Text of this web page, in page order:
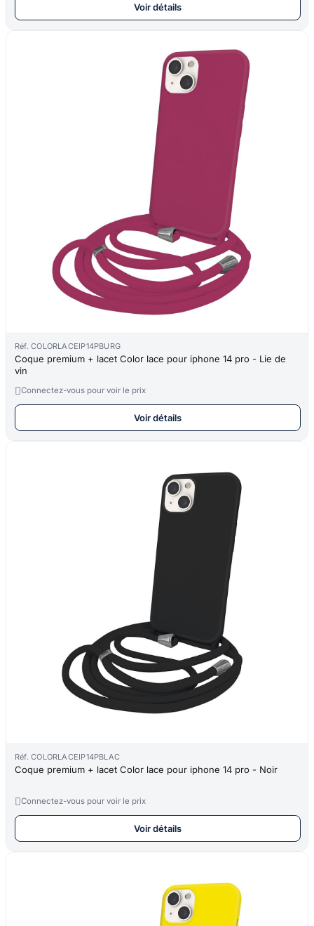
Voir détails
Réf. COLORLACEIP14PBURG
Coque premium + lacet Color lace pour iphone 14 pro - Lie de
vin
Connectez-vous pour voir le prix
Voir détails
Réf. COLORLACEIP14PBLAC
Coque premium + lacet Color lace pour iphone 14 pro - Noir
Connectez-vous pour voir le prix
Voir détails